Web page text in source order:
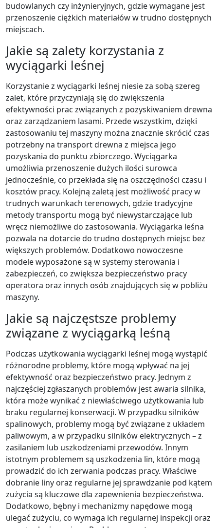
budowlanych czy inżynieryjnych, gdzie wymagane jest
przenoszenie ciężkich materiałów w trudno dostępnych
miejscach.
Jakie są zalety korzystania z
wyciągarki leśnej
Korzystanie z wyciągarki leśnej niesie za sobą szereg
zalet, które przyczyniają się do zwiększenia
efektywności prac związanych z pozyskiwaniem drewna
oraz zarządzaniem lasami. Przede wszystkim, dzięki
zastosowaniu tej maszyny można znacznie skrócić czas
potrzebny na transport drewna z miejsca jego
pozyskania do punktu zbiorczego. Wyciągarka
umożliwia przenoszenie dużych ilości surowca
jednocześnie, co przekłada się na oszczędności czasu i
kosztów pracy. Kolejną zaletą jest możliwość pracy w
trudnych warunkach terenowych, gdzie tradycyjne
metody transportu mogą być niewystarczające lub
wręcz niemożliwe do zastosowania. Wyciągarka leśna
pozwala na dotarcie do trudno dostępnych miejsc bez
większych problemów. Dodatkowo nowoczesne
modele wyposażone są w systemy sterowania i
zabezpieczeń, co zwiększa bezpieczeństwo pracy
operatora oraz innych osób znajdujących się w pobliżu
maszyny.
Jakie są najczęstsze problemy
związane z wyciągarką leśną
Podczas użytkowania wyciągarki leśnej mogą wystąpić
różnorodne problemy, które mogą wpływać na jej
efektywność oraz bezpieczeństwo pracy. Jednym z
najczęściej zgłaszanych problemów jest awaria silnika,
która może wynikać z niewłaściwego użytkowania lub
braku regularnej konserwacji. W przypadku silników
spalinowych, problemy mogą być związane z układem
paliwowym, a w przypadku silników elektrycznych – z
zasilaniem lub uszkodzeniami przewodów. Innym
istotnym problemem są uszkodzenia lin, które mogą
prowadzić do ich zerwania podczas pracy. Właściwe
dobranie liny oraz regularne jej sprawdzanie pod kątem
zużycia są kluczowe dla zapewnienia bezpieczeństwa.
Dodatkowo, bębny i mechanizmy napędowe mogą
ulegać zużyciu, co wymaga ich regularnej inspekcji oraz